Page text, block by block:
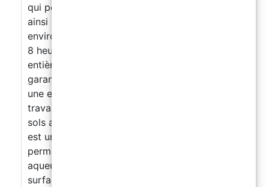
qui permet au support de respirer, prévenant
ainsi la formation d’humidité et assurant des
environnements plus sains et durables. Prêt en
8 heures Le produit sèche rapidement et est
entièrement prêt à l’emploi en 8 heures,
garantissant des délais de travail réduits et
une efficacité maximale dans l’achèvement des
travaux Redonnez vie à votre garage, cave et
sols abîmés sans démolitions ! EASY FLOOR
est un revêtement époxy bicomposant coloré,
perméable à la vapeur d’eau, en dispersion
aqueuse. Idéal pour la finition satinée de
surfaces en béton, carrelage, bois et supports